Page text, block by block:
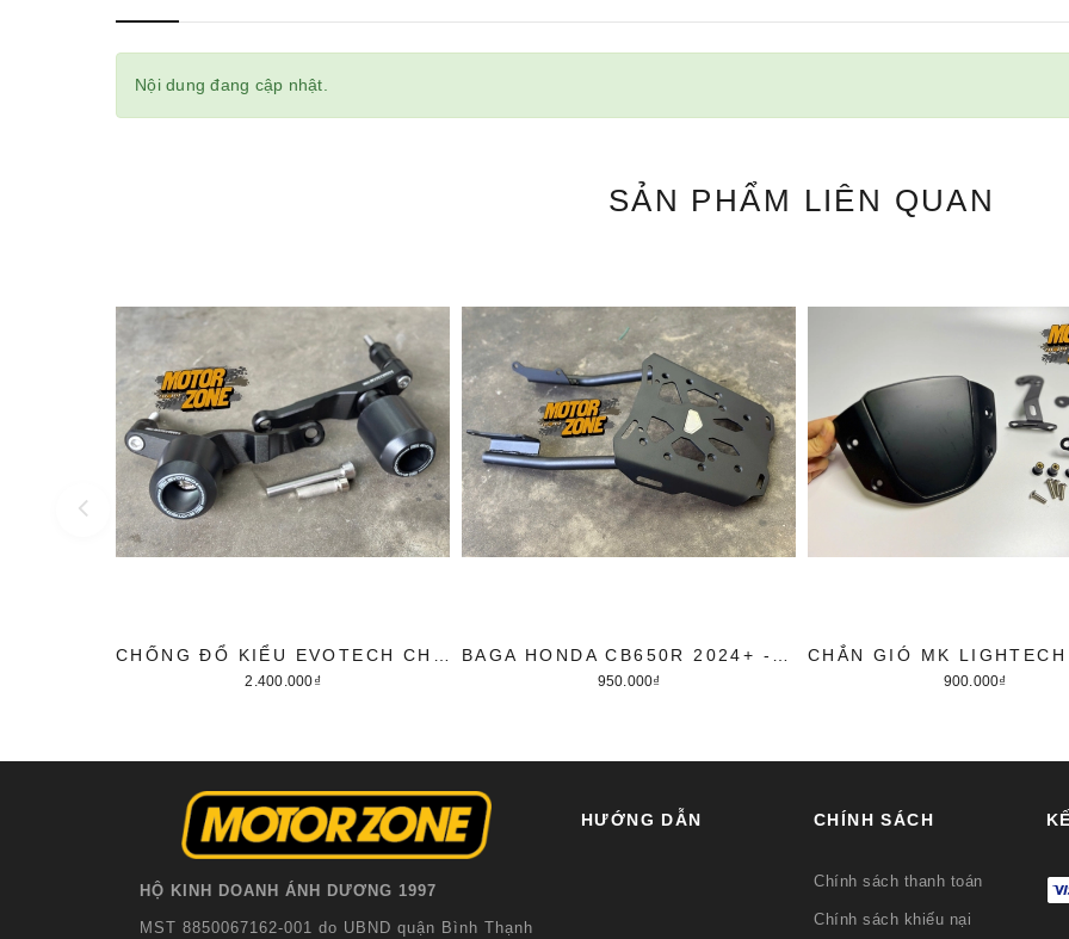
Nội dung đang cập nhật.
SẢN PHẨM LIÊN QUAN
2.400.000₫ 950.000₫ 900.000₫
HỘ KINH DOANH ÁNH DƯƠNG 1997
MST 8850067162-001 do UBND quận Bình Thạnh
HƯỚNG DẪN CHÍNH SÁCH
Chính sách thanh toán
Chính sách khiếu nại